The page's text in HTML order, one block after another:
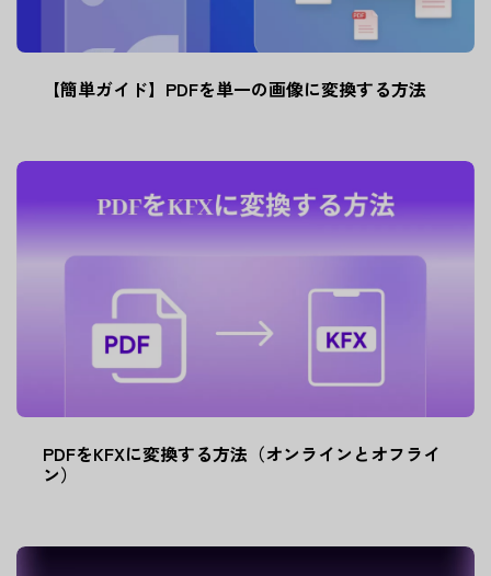
【簡単ガイド】PDFを単一の画像に変換する方法
PDFをKFXに変換する方法（オンラインとオフライ
ン）